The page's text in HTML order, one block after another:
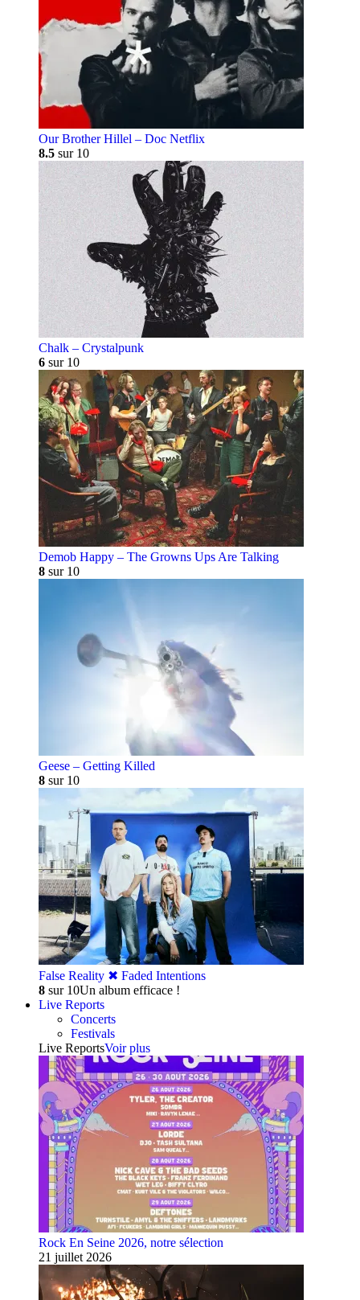
Our Brother Hillel – Doc Netflix
8.5 sur 10
Chalk – Crystalpunk
6 sur 10
Demob Happy – The Growns Ups Are Talking
8 sur 10
Geese – Getting Killed
8 sur 10
False Reality ✖︎ Faded Intentions
8 sur 10Un album efficace !
Live Reports
Concerts
Festivals
Live ReportsVoir plus
Rock En Seine 2026, notre sélection
21 juillet 2026